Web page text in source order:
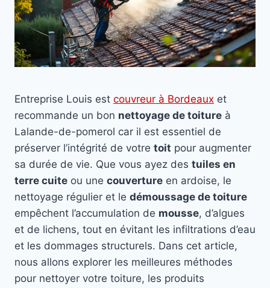
Entreprise Louis est couvreur à Bordeaux et
recommande un bon nettoyage de toiture à
Lalande-de-pomerol car il est essentiel de
préserver l’intégrité de votre toit pour augmenter
sa durée de vie. Que vous ayez des tuiles en
terre cuite ou une couverture en ardoise, le
nettoyage régulier et le démoussage de toiture
empêchent l’accumulation de mousse, d’algues
et de lichens, tout en évitant les infiltrations d’eau
et les dommages structurels. Dans cet article,
nous allons explorer les meilleures méthodes
pour nettoyer votre toiture, les produits